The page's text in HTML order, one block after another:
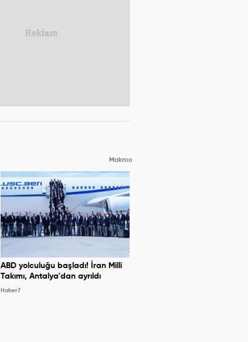
Makroo
ABD yolculuğu başladı! İran Milli
Takımı, Antalya'dan ayrıldı
Haber7